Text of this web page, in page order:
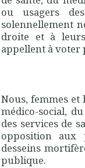
ou usagers
solennellement
droite et à
appellent à voter
Nous, femmes et
médico-social,
des services de
opposition aux
desseins
publique.